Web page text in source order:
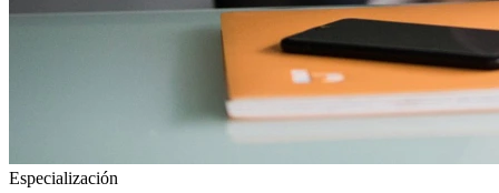
Especialización